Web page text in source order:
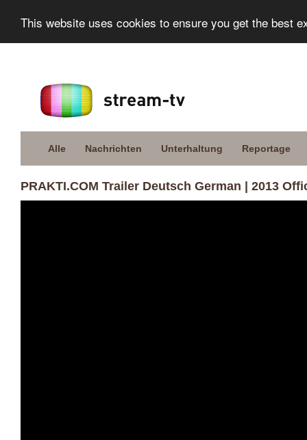
This website uses cookies to ensure you get the best
Alle Nachrichten Unterhaltung Reportage
PRAKTI.COM Trailer Deutsch German | 2013